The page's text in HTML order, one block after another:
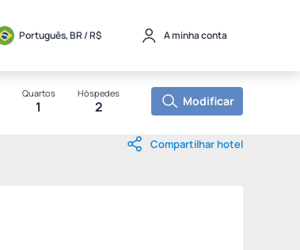
Português, BR / R$ A minha conta
Quartos
1
Hóspedes
2 Modificar
Compartilhar hotel